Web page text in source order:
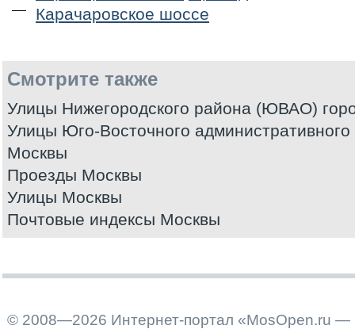
Карачаровское шоссе
Смотрите также
Улицы Нижегородского района (ЮВАО)
Улицы Юго-Восточного
Москвы
Проезды Москвы
Улицы Москвы
Почтовые индексы Москвы
© 2008—2026 Интернет-портал «MosOpen.ru —